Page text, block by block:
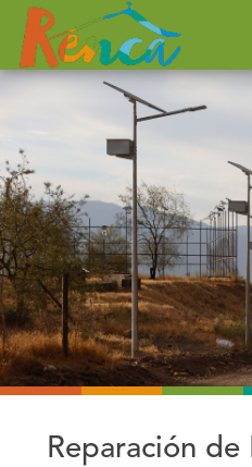
Reparación de